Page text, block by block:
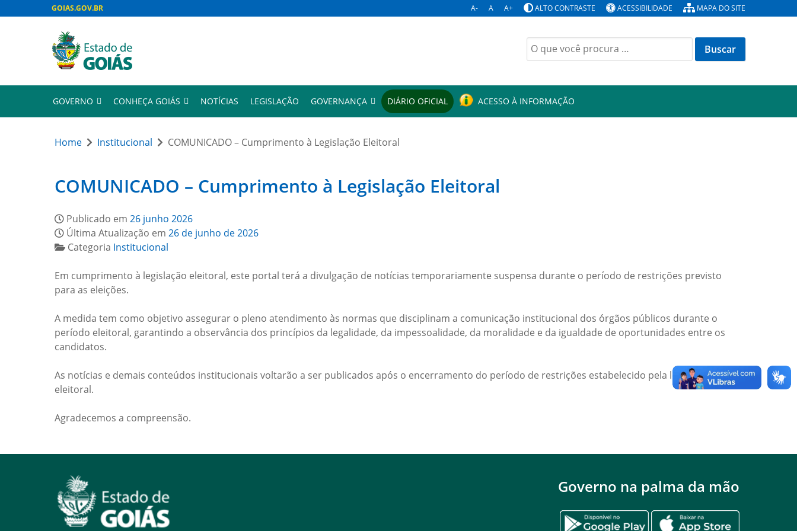
GOIAS.GOV.BR A- A A+ ALTO CONTRASTE ACESSIBILIDADE MAPA DO SITE
Buscar
por:
GOVERNO CONHEÇA GOIÁS NOTÍCIAS LEGISLAÇÃO GOVERNANÇA DIÁRIO OFICIAL ACESSO À INFORMAÇÃO
Home Institucional COMUNICADO – Cumprimento à Legislação Eleitoral
COMUNICADO – Cumprimento à Legislação Eleitoral
Publicado em 26 junho 2026
Última Atualização em 26 de junho de 2026
Categoria Institucional
Em cumprimento à legislação eleitoral, este portal terá a divulgação de notícias temporariamente suspensa durante o período de restrições previsto
para as eleições.
A medida tem como objetivo assegurar o pleno atendimento às normas que disciplinam a comunicação institucional dos órgãos públicos durante o
período eleitoral, garantindo a observância dos princípios da legalidade, da impessoalidade, da moralidade e da igualdade de oportunidades entre os
candidatos.
As notícias e demais conteúdos institucionais voltarão a ser publicados após o encerramento do período de restrições estabelecido pela legislação
eleitoral.
Agradecemos a compreensão.
Governo na palma da mão